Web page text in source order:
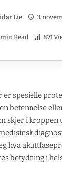
Lie 3.
min Read 871
er spesielle
betennelse
skjer i kroppen
hva
betydning i